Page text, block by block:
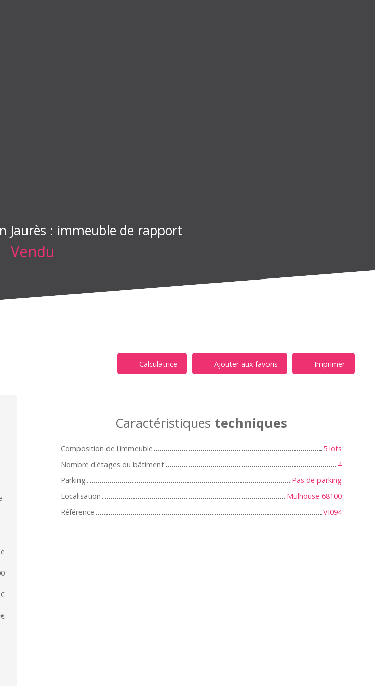
Jaurès : immeuble de rapport
Vendu
Calculatrice Ajouter aux favoris Imprimer
Caractéristiques techniques
Composition de l'immeuble
5 lots
Nombre d'étages du bâtiment
4
Parking
Pas de parking
Localisation
Mulhouse 68100
Référence
VI094